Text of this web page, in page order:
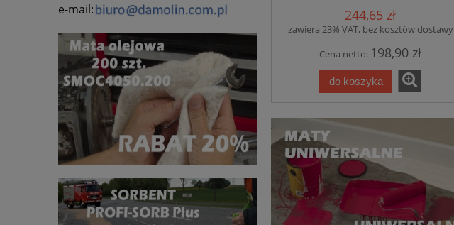
e-mail:
244,65 zł
zawiera 23% VAT, bez kosztów dostawy
Cena netto: 198,90 zł
do koszyka